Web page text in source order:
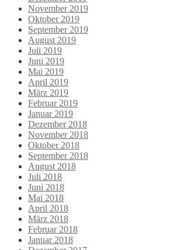
November 2019
Oktober 2019
September 2019
August 2019
Juli 2019
Juni 2019
Mai 2019
April 2019
März 2019
Februar 2019
Januar 2019
Dezember 2018
November 2018
Oktober 2018
September 2018
August 2018
Juli 2018
Juni 2018
Mai 2018
April 2018
März 2018
Februar 2018
Januar 2018